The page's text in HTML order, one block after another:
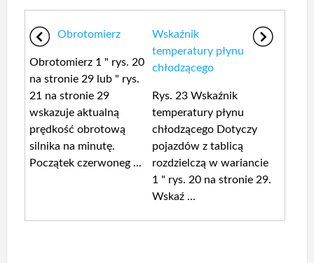
Obrotomierz
Obrotomierz 1 " rys. 20
na stronie 29 lub " rys.
21 na stronie 29
wskazuje aktualną
prędkość obrotową
silnika na minutę.
Początek czerwoneg ...
Wskaźnik
temperatury płynu
chłodzącego
Rys. 23 Wskaźnik
temperatury płynu
chłodzącego Dotyczy
pojazdów z tablicą
rozdzielczą w wariancie
1 " rys. 20 na stronie 29.
Wskaź ...